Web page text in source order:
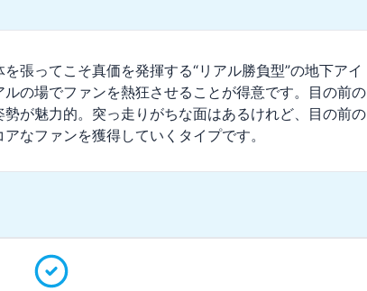
張ってこそ真価を発揮する“リアル勝負型”の地下アイ
の場でファンを熱狂させることが得意です。目の前の
が魅力的。突っ走りがちな面はあるけれど、目の前の
なファンを獲得していくタイプです。